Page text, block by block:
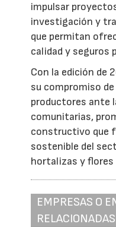
impulsar
investigación y
que permitan
calidad y seguros
Con la edición de
su compromiso
productores ante
comunitarias,
constructivo que
sostenible del
hortalizas y flores
EMPRESAS O
RELACIONADAS